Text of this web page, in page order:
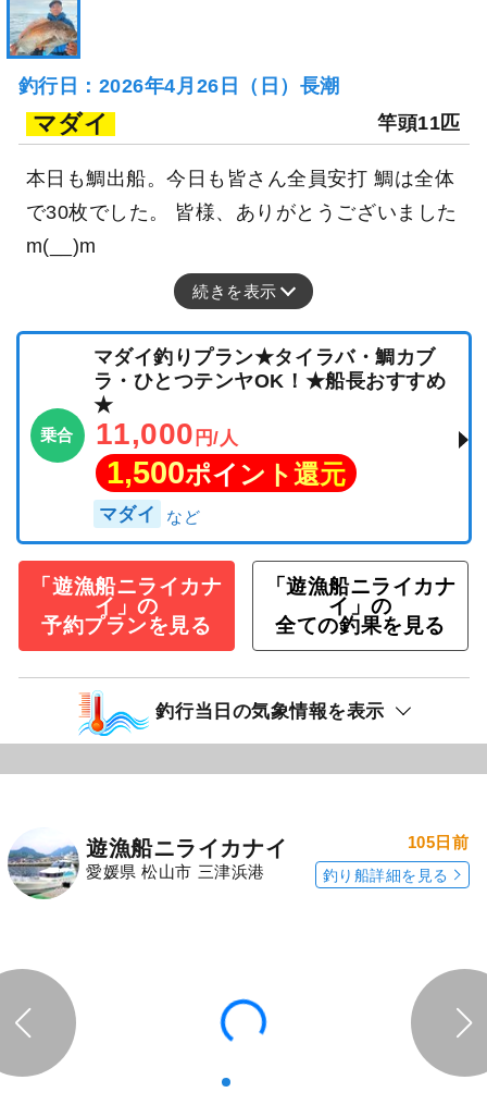
釣行日：2026年4月26日（日）長潮
マダイ 竿頭11匹
本日も鯛出船。今日も皆さん全員安打 鯛は全体
で30枚でした。 皆様、ありがとうございました
m(__)m
続きを表示
乗合
マダイ釣りプラン★タイラバ・鯛カブ
ラ・ひとつテンヤOK！★船長おすすめ
★
11,000 円/人
1,500ポイント還元
マダイ
「遊漁船ニライカナ
イ」の
予約プランを見る
「遊漁船ニライカナ
イ」の
全ての釣果を見る
釣行当日の気象情報を表示
遊漁船ニライカナイ
愛媛県 松山市 三津浜港
105日前
釣り船詳細を見る